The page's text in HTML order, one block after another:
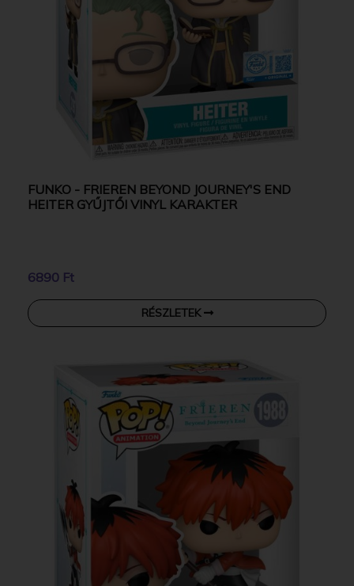
FUNKO - FRIEREN BEYOND JOURNEY'S END
HEITER GYŰJTŐI VINYL KARAKTER
6890 Ft
RÉSZLETEK